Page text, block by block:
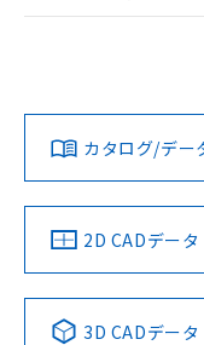
タイムチャート
上、n: 45mm以上
検出領域
ダウンロードデータ
みください。
ソフトウェアの使用条
EU RoHS 注意事
対応済み
中国 RoHS 注意
LR型式承認
（イギリス
船舶規格）
（
No No
カタログ/デー
2D CADデータ
3D CADデータ